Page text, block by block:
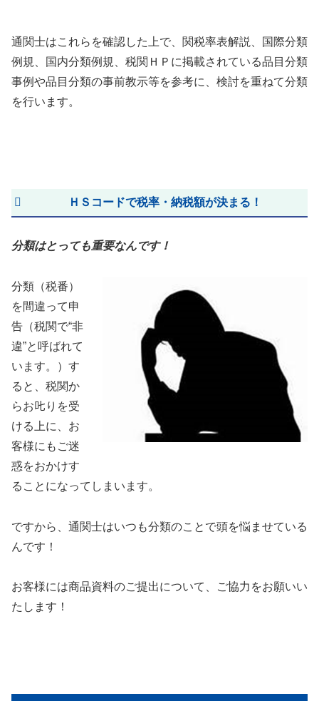
通関士はこれらを確認した上で、関税率表解説、国際分類
例規、国内分類例規、税関ＨＰに掲載されている品目分類
事例や品目分類の事前教示等を参考に、検討を重ねて分類
を行います。
ＨＳコードで税率・納税額が決まる！
分類はとっても重要なんです！
分類（税番）
を間違って申
告（税関で“非
違”と呼ばれて
います。）す
ると、税関か
らお𠮟りを受
ける上に、お
客様にもご迷
惑をおかけす
ることになってしまいます。
ですから、通関士はいつも分類のことで頭を悩ませている
んです！
お客様には商品資料のご提出について、ご協力をお願いい
たします！